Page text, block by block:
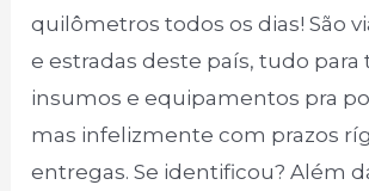
quilômetros todos os dias! São
e estradas deste país, tudo
insumos e equipamentos pra
mas infelizmente com prazos
entregas. Se identificou? Além